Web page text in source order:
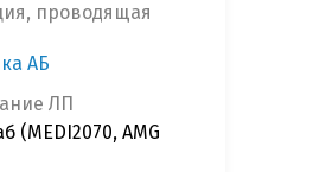
проводящая
АБ
ЛП
(MEDI2070, AMG